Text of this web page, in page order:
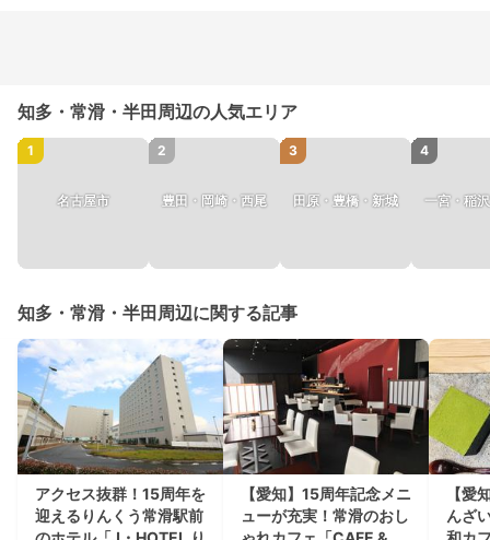
知多・常滑・半田周辺の人気エリア
1
名古屋市
2
豊田・岡崎・西尾
3
田原・豊橋・新城
4
一宮・稲
知多・常滑・半田周辺に関する記事
アクセス抜群！15周年を
迎えるりんくう常滑駅前
【愛知】15周年記念メニ
ューが充実！常滑のおし
【愛
んざ